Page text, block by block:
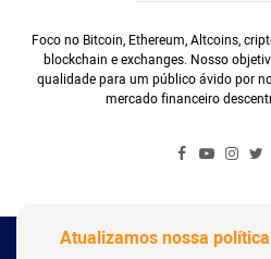
Foco no Bitcoin, Ethereum, Altcoins,
blockchain e exchanges. Nosso
qualidade para um público ávido por
mercado financeiro
Atualizamos nossa